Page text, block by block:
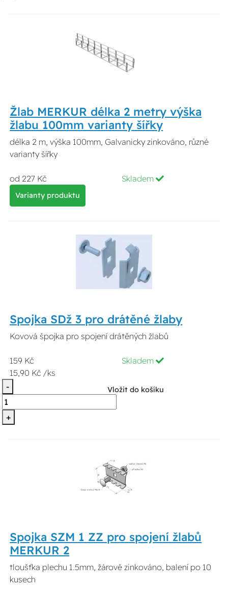
Žlab MERKUR délka 2 metry výška
žlabu 100mm varianty šířky
délka 2 m, výška 100mm, Galvanicky zinkováno, různé
varianty šířky
od 227 Kč Skladem
Varianty produktu
Spojka SDž 3 pro drátěné žlaby
Kovová špojka pro spojení drátěných žlabů
159 Kč
15,90 Kč /ks
Skladem
-
+
Vložit do košíku
Spojka SZM 1 ZZ pro spojení žlabů
MERKUR 2
tloušťka plechu 1.5mm, žárově zinkováno, balení po 10
kusech